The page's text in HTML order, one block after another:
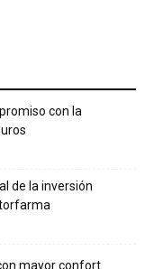
con la
de la inversión
mayor confort